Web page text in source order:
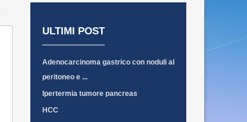
ULTIMI POST
Adenocarcinoma gastrico con noduli al
peritoneo e ...
Ipertermia tumore pancreas
HCC